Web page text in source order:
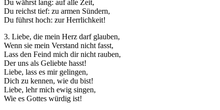
Du währst lang: auf alle Zeit,
Du reichst tief: zu armen Sündern,
Du führst hoch: zur Herrlichkeit!
3. Liebe, die mein Herz darf glauben,
Wenn sie mein Verstand nicht fasst,
Lass den Feind mich dir nicht rauben,
Der uns als Geliebte hasst!
Liebe, lass es mir gelingen,
Dich zu kennen, wie du bist!
Liebe, lehr mich ewig singen,
Wie es Gottes würdig ist!